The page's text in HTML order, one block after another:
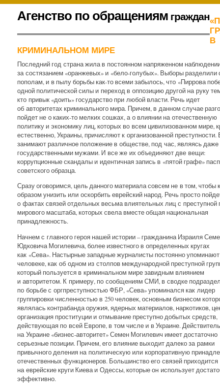
К
содержимому .
Агенство по обращениямграждан
В
КРИМИНАЛЬНОМ МИРЕ
Последний год страна жила в постоянном напряженном
за состязанием «оранжевых» и «бело-голубых». Выборы разделили
пополам, и в пылу борьбы как-то всеми забылось, что «Пиррова
одной политической силы и переход в оппозицию другой на руку
кто привык «доить» государство при любой власти. Речь идет
об авторитетах криминального мира. Причем, в данном случае
пойдет не о каких-то мелких сошках, а о влиянии на отечественную
политику и экономику лиц, которых во всем цивилизованном мире,
естественно, Украины, причисляют к организованной преступности.
занимают различное положение в обществе, под час, являясь даже
государственными мужами. И все же их объединяют две вещи:
коррупционные скандалы и идентичная запись в «пятой графе»
советского образца.
Сразу оговоримся, цель данного материала совсем не в том, чтобы
образом унизить или оскорбить еврейский народ. Речь просто
о фактах связей отдельных весьма влиятельных лиц с преступной
мирового масштаба, которых свела вместе общая национальная
принадлежность.
Начнем с главного героя нашей истории – гражданина Израиля
Юдковича Могилевича, более известного в определенных кругах
как «Сева». Настырные западные журналисты постоянно
человеке, как об одном из столпов международной преступной
который пользуется в криминальном мире завидным влиянием
и авторитетом. К примеру, по сообщениям СМИ, в сводке
по борьбе с оргпреступностью ФБР, «Сева» упоминался как лидер
группировки численностью в 250 человек, основным бизнесом
являлась контрабанда оружия, ядерных материалов, наркотиков,
организация проституции и отмывание преступно добытых средств,
действующая по всей Европе, в том числе и в Украине.
на Украине «бизнес-авторитет» Семен Могилевич имеет достаточно
серьезные позиции. Причем, его влияние выходит далеко за рамки
привычного деления на политическую или корпоративную
отечественных функционеров. Большинство его связей приходится
на еврейские круги Киева и Одессы, которые он использует
эффективно.